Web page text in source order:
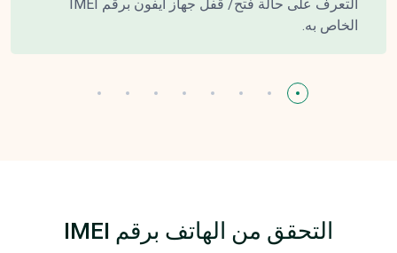
التعرف على حالة فتح/ قفل جهاز آيفون برقم IMEI
الخاص به.
التحقق من الهاتف برقم IMEI